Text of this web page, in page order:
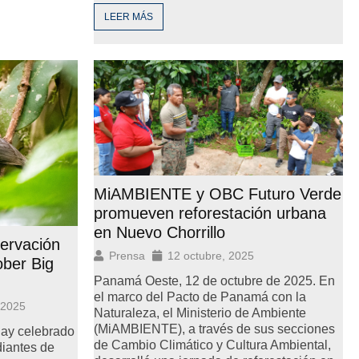
LEER MÁS
Big
celebrado
de
MiAMBIENTE y OBC Futuro Verde
promueven reforestación urbana
en Nuevo Chorrillo
Prensa 12 octubre, 2025
Panamá Oeste, 12 de octubre de 2025. En
el marco del Pacto de Panamá con la
Naturaleza, el Ministerio de Ambiente
(MiAMBIENTE), a través de sus secciones
de Cambio Climático y Cultura Ambiental,